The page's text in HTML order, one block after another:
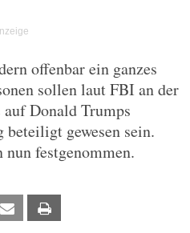
offenbar ein ganzes
sollen laut FBI an der
Donald Trumps
beteiligt gewesen sein.
festgenommen.
Email